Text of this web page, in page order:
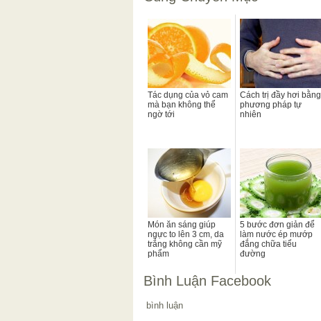
Tác dụng của vỏ cam
mà bạn không thể
ngờ tới
Cách trị đầy hơi bằng
phương pháp tự
nhiên
Món ăn sáng giúp
ngực to lên 3 cm, da
trắng không cần mỹ
phẩm
5 bước đơn giản để
làm nước ép mướp
đắng chữa tiểu
đường
Bình Luận Facebook
bình luận